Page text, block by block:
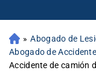
» Abogado de
Abogado de
Accidente de camión